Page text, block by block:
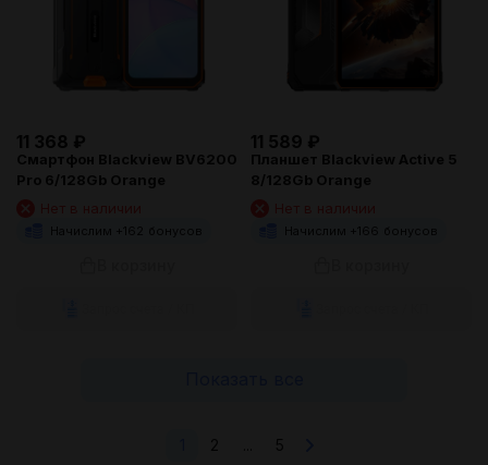
11 368 ₽
Смартфон Blackview BV6200
Pro 6/128Gb Orange
Начислим + 162 бонусов
11 589 ₽
Планшет Blackview Active 5
8/128Gb Orange
Начислим + 166 бонусов
2 5